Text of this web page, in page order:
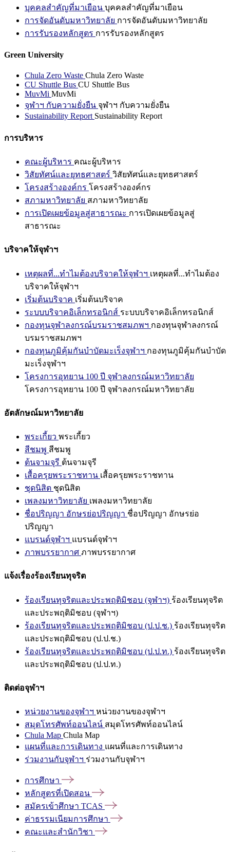
บุคคลสำคัญที่มาเยือน บุคคลสำคัญที่มาเยือน
การจัดอันดับมหาวิทยาลัย การจัดอันดับมหาวิทยาลัย
การรับรองหลักสูตร การรับรองหลักสูตร
Green University
Chula Zero Waste Chula Zero Waste
CU Shuttle Bus CU Shuttle Bus
MuvMi MuvMi
จุฬาฯ กับความยั่งยืน จุฬาฯ กับความยั่งยืน
Sustainability Report Sustainability Report
การบริหาร
คณะผู้บริหาร คณะผู้บริหาร
วิสัยทัศน์และยุทธศาสตร์ วิสัยทัศน์และยุทธศาสตร์
โครงสร้างองค์กร โครงสร้างองค์กร
สภามหาวิทยาลัย สภามหาวิทยาลัย
การเปิดเผยข้อมูลสู่สาธารณะ การเปิดเผยข้อมูลสู่
สาธารณะ
บริจาคให้จุฬาฯ
เหตุผลที่...ทำไมต้องบริจาคให้จุฬาฯ เหตุผลที่...ทำไมต้อง
บริจาคให้จุฬาฯ
เริ่มต้นบริจาค เริ่มต้นบริจาค
ระบบบริจาคอิเล็กทรอนิกส์ ระบบบริจาคอิเล็กทรอนิกส์
กองทุนจุฬาลงกรณ์บรมราชสมภพฯ กองทุนจุฬาลงกรณ์
บรมราชสมภพฯ
กองทุนภูมิคุ้มกันบำบัดมะเร็งจุฬาฯ กองทุนภูมิคุ้มกันบำบัด
มะเร็งจุฬาฯ
โครงการอุทยาน 100 ปี จุฬาลงกรณ์มหาวิทยาลัย
โครงการอุทยาน 100 ปี จุฬาลงกรณ์มหาวิทยาลัย
อัตลักษณ์มหาวิทยาลัย
พระเกี้ยว พระเกี้ยว
สีชมพู สีชมพู
ต้นจามจุรี ต้นจามจุรี
เสื้อครุยพระราชทาน เสื้อครุยพระราชทาน
ชุดนิสิต ชุดนิสิต
เพลงมหาวิทยาลัย เพลงมหาวิทยาลัย
ชื่อปริญญา อักษรย่อปริญญา ชื่อปริญญา อักษรย่อ
ปริญญา
แบรนด์จุฬาฯ แบรนด์จุฬาฯ
ภาพบรรยากาศ ภาพบรรยากาศ
แจ้งเรื่องร้องเรียนทุจริต
ร้องเรียนทุจริตและประพฤติมิชอบ (จุฬาฯ) ร้องเรียนทุจริต
และประพฤติมิชอบ (จุฬาฯ)
ร้องเรียนทุจริตและประพฤติมิชอบ (ป.ป.ช.) ร้องเรียนทุจริต
และประพฤติมิชอบ (ป.ป.ช.)
ร้องเรียนทุจริตและประพฤติมิชอบ (ป.ป.ท.) ร้องเรียนทุจริต
และประพฤติมิชอบ (ป.ป.ท.)
ติดต่อจุฬาฯ
หน่วยงานของจุฬาฯ หน่วยงานของจุฬาฯ
สมุดโทรศัพท์ออนไลน์ สมุดโทรศัพท์ออนไลน์
Chula Map Chula Map
แผนที่และการเดินทาง แผนที่และการเดินทาง
ร่วมงานกับจุฬาฯ ร่วมงานกับจุฬาฯ
การศึกษา
หลักสูตรที่เปิดสอน
สมัครเข้าศึกษา TCAS
ค่าธรรมเนียมการศึกษา
คณะและสำนักวิชา